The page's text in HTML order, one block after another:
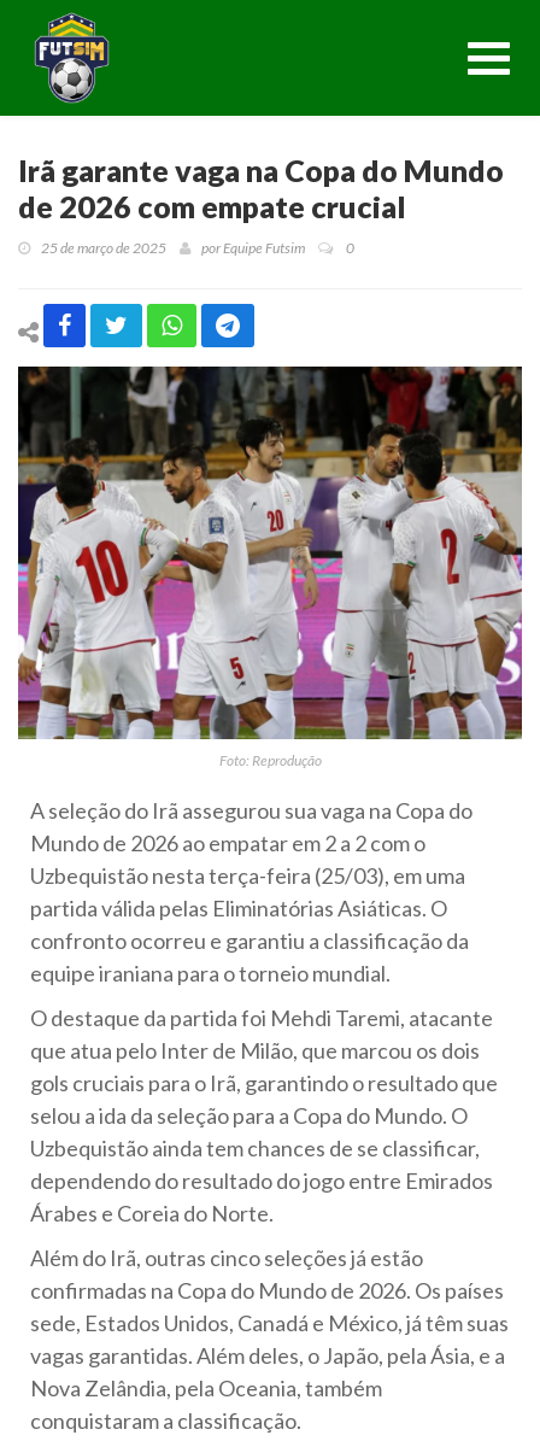
Irã garante vaga na Copa do Mundo
de 2026 com empate crucial
25 de março de 2025 por Equipe Futsim 0
Foto: Reprodução
A seleção do Irã assegurou sua vaga na Copa do
Mundo de 2026 ao empatar em 2 a 2 com o
Uzbequistão nesta terça-feira (25/03), em uma
partida válida pelas Eliminatórias Asiáticas. O
confronto ocorreu e garantiu a classificação da
equipe iraniana para o torneio mundial.
O destaque da partida foi Mehdi Taremi, atacante
que atua pelo Inter de Milão, que marcou os dois
gols cruciais para o Irã, garantindo o resultado que
selou a ida da seleção para a Copa do Mundo. O
Uzbequistão ainda tem chances de se classificar,
dependendo do resultado do jogo entre Emirados
Árabes e Coreia do Norte.
Além do Irã, outras cinco seleções já estão
confirmadas na Copa do Mundo de 2026. Os países
sede, Estados Unidos, Canadá e México, já têm suas
vagas garantidas. Além deles, o Japão, pela Ásia, e a
Nova Zelândia, pela Oceania, também
conquistaram a classificação.